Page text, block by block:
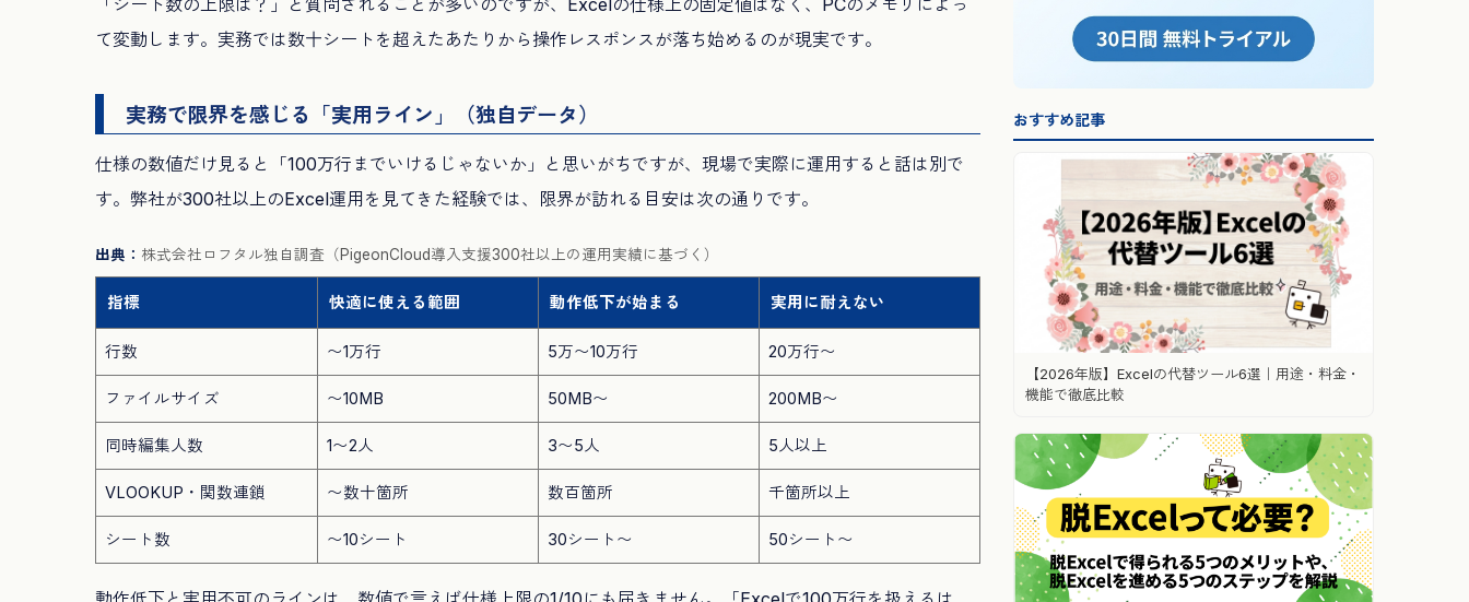
て変動します。実務では数十シートを超えたあたりから操作レスポンスが落ち始めるのが現実です。
実務で限界を感じる「実用ライン」（独自データ）
仕様の数値だけ見ると「100万行までいけるじゃないか」と思いがちですが、現場で実際に運用すると話は別で
す。弊社が300社以上のExcel運用を見てきた経験では、限界が訪れる目安は次の通りです。
出典： 株式会社ロフタル独自調査（PigeonCloud導入支援300社以上の運用実績に基づく）
指標 快適に使える範囲 動作低下が始まる 実用に耐えない
行数 〜1万行 5万〜10万行 20万行〜
ファイルサイズ 〜10MB 50MB〜 200MB〜
同時編集人数 1〜2人 3〜5人 5人以上
VLOOKUP・関数連鎖 〜数十箇所 数百箇所 千箇所以上
シート数 〜10シート 30シート〜 50シート〜
おすすめ記事
【2026年版】Excelの代替ツール6選｜用途・料金・
機能で徹底比較